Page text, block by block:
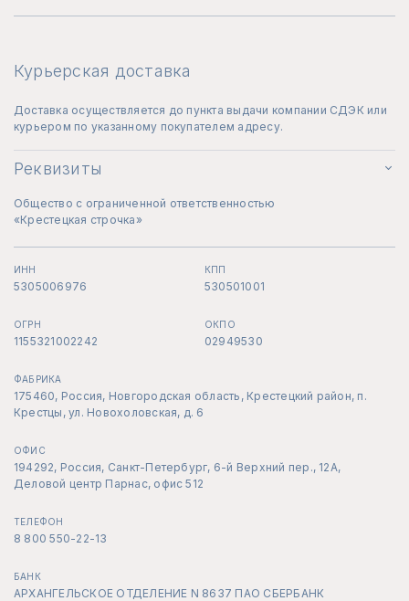
Курьерская доставка
Доставка осуществляется до пункта выдачи компании СДЭК или
курьером по указанному покупателем адресу.
Реквизиты
Общество с ограниченной ответственностью
«Крестецкая строчка»
ИНН
5305006976
КПП
530501001
ОГРН
1155321002242
ОКПО
02949530
ФАБРИКА
175460, Россия, Новгородская область, Крестецкий район, п.
Крестцы, ул. Новохоловская, д. 6
ОФИС
194292, Россия, Санкт-Петербург, 6-й Верхний пер., 12А,
Деловой центр Парнас, офис 512
ТЕЛЕФОН
8 800 550-22-13
БАНК
АРХАНГЕЛЬСКОЕ ОТДЕЛЕНИЕ N 8637 ПАО СБЕРБАНК